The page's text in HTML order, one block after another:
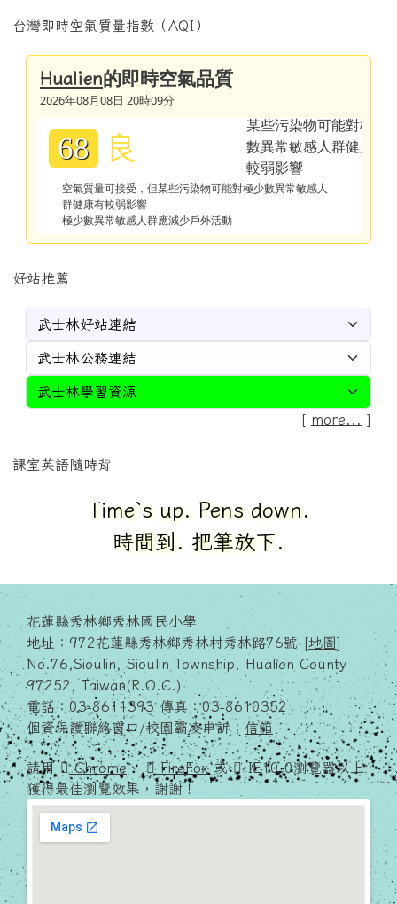
台灣即時空氣質量指數（AQI）
Hualien的即時空氣品質
2026年08月08日 20時09分
68 良
空氣質量可接受，但某些污染物可能對極少數異常敏感人
群健康有較弱影響
極少數異常敏感人群應減少戶外活動
好站推薦
[ more... ]
課室英語隨時背
It`s time for class.
上課了.
花蓮縣秀林鄉秀林國民小學
地址：972花蓮縣秀林鄉秀林村秀林路76號 [地圖]
No.76,Sioulin, Sioulin Township, Hualien County
97252, Taiwan(R.O.C.)
電話：03-8611393 傳真：03-8610352
個資保護聯絡窗口/校園霸凌申訴： 信箱
請用 Chrome、 FireFox或
IE10.0瀏覽器以上
獲得最佳瀏覽效果，謝謝！